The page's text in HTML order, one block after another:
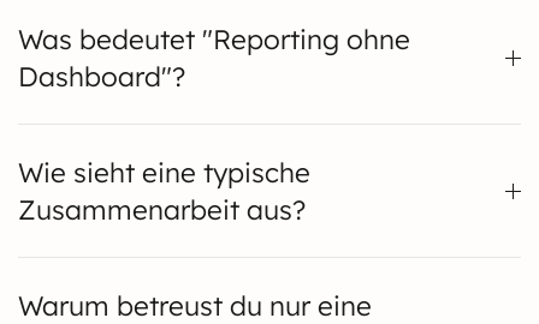
Was bedeutet "Reporting ohne
Dashboard"?
Wie sieht eine typische
Zusammenarbeit aus?
Warum betreust du nur eine